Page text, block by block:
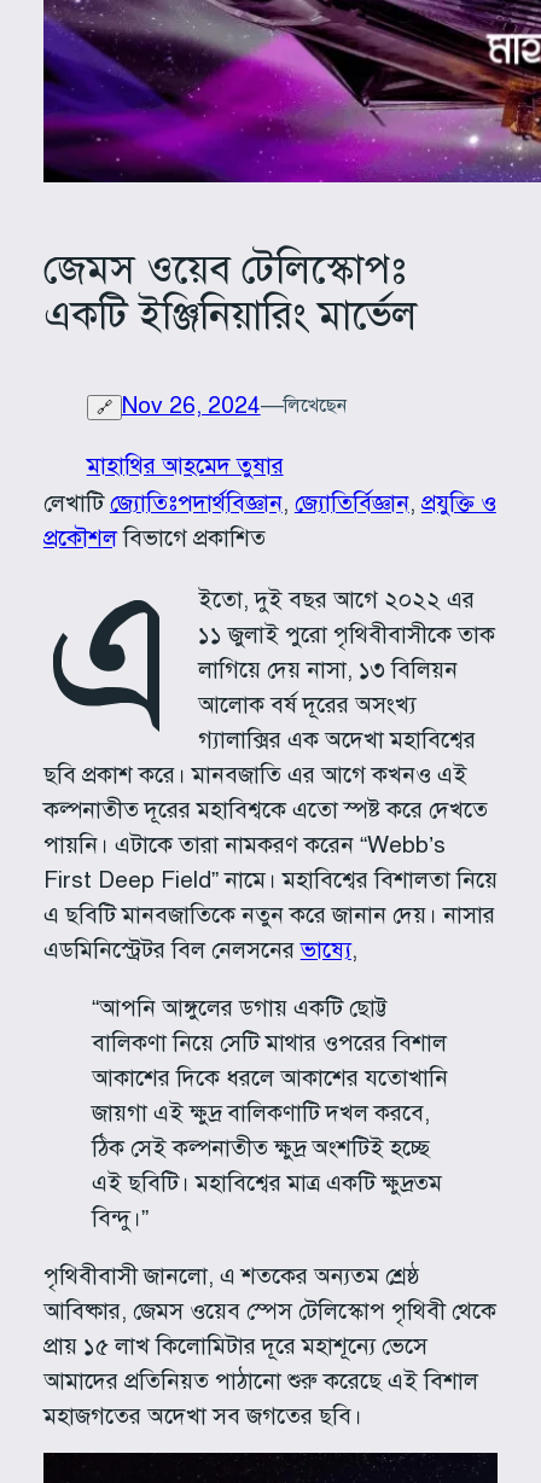
জেমস ওয়েব টেলিস্কোপঃ
একটি ইঞ্জিনিয়ারিং মার্ভেল
🔗 Nov 26, 2024—লিখেছেন
মাহাথির আহমেদ তুষার
লেখাটিজ্যোতিঃপদার্থবিজ্ঞান, জ্যোতির্বিজ্ঞান, প্রযুক্তি ও
প্রকৌশলবিভাগে প্রকাশিত
এ
ইতো, দুই বছর আগে ২০২২ এর
১১ জুলাই পুরো পৃথিবীবাসীকে তাক
লাগিয়ে দেয় নাসা, ১৩ বিলিয়ন
আলোক বর্ষ দূরের অসংখ্য
গ্যালাক্সির এক অদেখা মহাবিশ্বের
ছবি প্রকাশ করে। মানবজাতি এর আগে কখনও এই
কল্পনাতীত দূরের মহাবিশ্বকে এতো স্পষ্ট করে দেখতে
পায়নি। এটাকে তারা নামকরণ করেন “Webb’s
First Deep Field” নামে। মহাবিশ্বের বিশালতা নিয়ে
এ ছবিটি মানবজাতিকে নতুন করে জানান দেয়। নাসার
এডমিনিস্ট্রেটর বিল নেলসনেরভাষ্যে,
“আপনি আঙ্গুলের ডগায় একটি ছোট্ট
বালিকণা নিয়ে সেটি মাথার ওপরের বিশাল
আকাশের দিকে ধরলে আকাশের যতোখানি
জায়গা এই ক্ষুদ্র বালিকণাটি দখল করবে,
ঠিক সেই কল্পনাতীত ক্ষুদ্র অংশটিই হচ্ছে
এই ছবিটি। মহাবিশ্বের মাত্র একটি ক্ষুদ্রতম
বিন্দু।”
পৃথিবীবাসী জানলো, এ শতকের অন্যতম শ্রেষ্ঠ
আবিষ্কার, জেমস ওয়েব স্পেস টেলিস্কোপ পৃথিবী থেকে
প্রায় ১৫ লাখ কিলোমিটার দূরে মহাশূন্যে ভেসে
আমাদের প্রতিনিয়ত পাঠানো শুরু করেছে এই বিশাল
মহাজগতের অদেখা সব জগতের ছবি।